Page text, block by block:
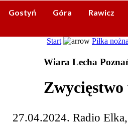
Gostyń Góra Rawicz
Start Piłka
Wiara Lecha
27.04.2024. Radio